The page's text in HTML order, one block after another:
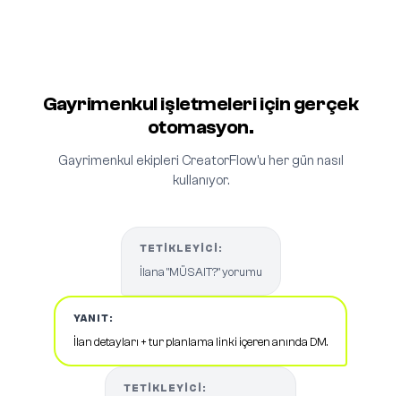
Gayrimenkul işletmeleri için gerçek
otomasyon.
Gayrimenkul ekipleri CreatorFlow'u her gün nasıl
kullanıyor.
TETIKLEYICI:
İlana "MÜSAIT?" yorumu
YANIT:
İlan detayları + tur planlama linki içeren anında DM.
TETIKLEYICI: